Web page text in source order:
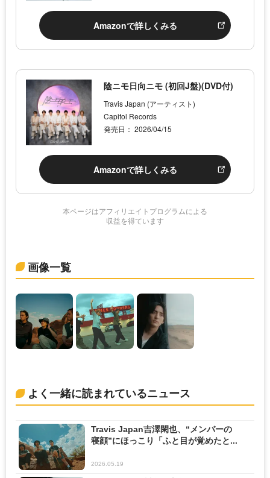
Amazonで詳しくみる
陰ニモ日向ニモ (初回J盤)(DVD付)
Travis Japan (アーティスト)
Capitol Records
発売日： 2026/04/15
Amazonで詳しくみる
本ページはアフィリエイトプログラムによる
収益を得ています
画像一覧
よく一緒に読まれているニュース
Travis Japan吉澤閑也、“メンバーの
寝顔”にほっこり「ふと目が覚めたと...
2026.05.19